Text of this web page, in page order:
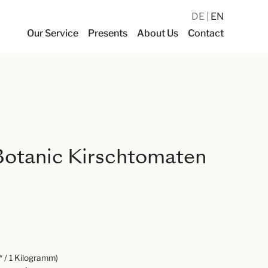
Our Service Presents About Us Contact
DE EN
Kirschtomaten
/ 1 Kilogramm)